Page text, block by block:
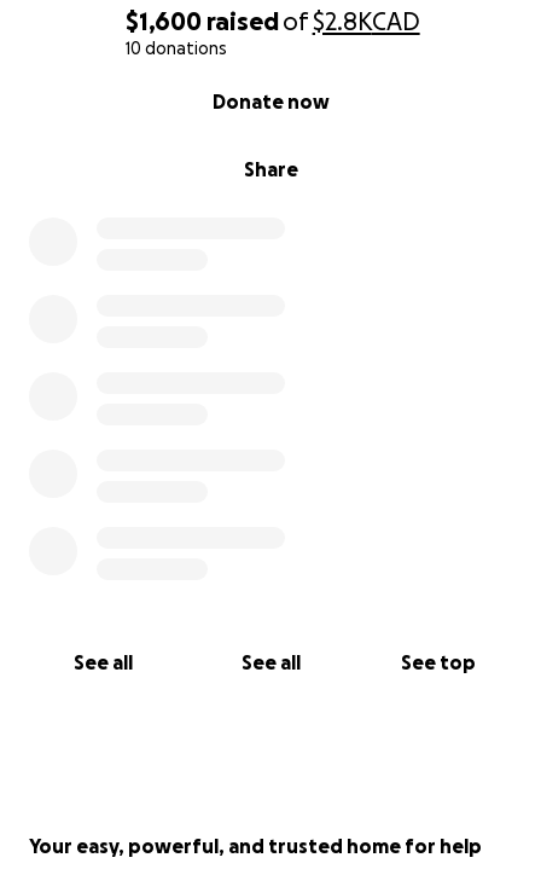
$1,600 raisedof$2.8KCAD
10 donations
Share
Donate now
See all See all See top
Your easy, powerful, and trusted home for help